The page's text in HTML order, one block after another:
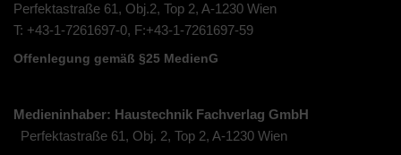
Perfektastraße 61, Obj.2, Top 2, A-1230 Wien
T: +43-1-7261697-0, F:+43-1-7261697-59
Offenlegung gemäß §25 MedienG
Medieninhaber: Haustechnik Fachverlag GmbH
Perfektastraße 61, Obj. 2, Top 2, A-1230 Wien